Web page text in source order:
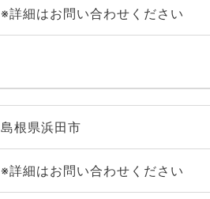
※詳細はお問い合わせください
島根県浜田市
※詳細はお問い合わせください